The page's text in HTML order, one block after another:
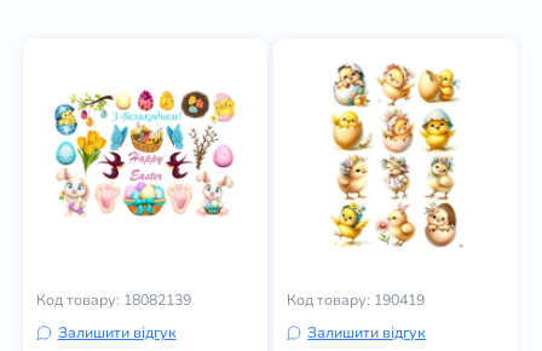
Код товару: 18082139
Залишити відгук
Код товару: 190419
Залишити відгук